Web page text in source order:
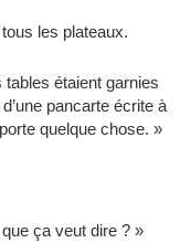
les plateaux.
tables étaient garnies
pancarte écrite à
quelque chose. »
ça veut dire ? »